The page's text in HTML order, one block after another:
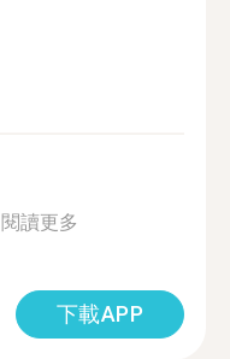
閱讀更多
下載APP